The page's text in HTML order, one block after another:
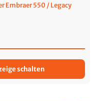
Embraer 550 / Legacy
schalten